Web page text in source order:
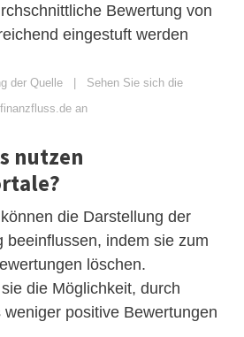
Bewertung von
eingestuft werden
der Quelle | Sehen Sie sich die
an
nutzen
die Darstellung der
beeinflussen, indem sie zum
löschen.
die Möglichkeit, durch
positive Bewertungen